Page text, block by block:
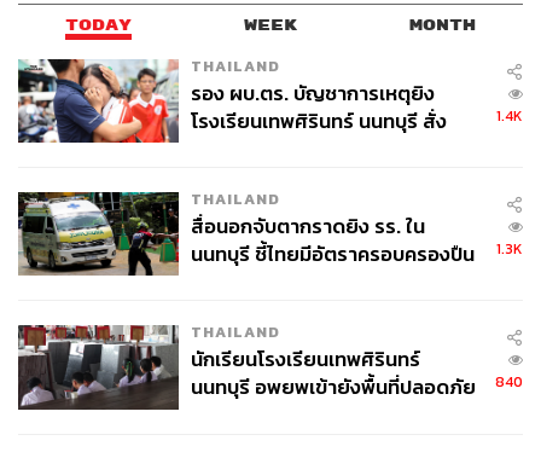
TODAY WEEK MONTH
THAILAND
รอง ผบ.ตร. บัญชาการเหตุยิง
โรงเรียนเทพศิรินทร์ นนทบุรี สั่ง
1.4K
THAILAND
สื่อนอกจับตากราดยิง รร. ใน
นนทบุรี ชี้ไทยมีอัตราครอบครองปืน
1.3K
THAILAND
นักเรียนโรงเรียนเทพศิรินทร์
นนทบุรี อพยพเข้ายังพื้นที่ปลอดภัย
840